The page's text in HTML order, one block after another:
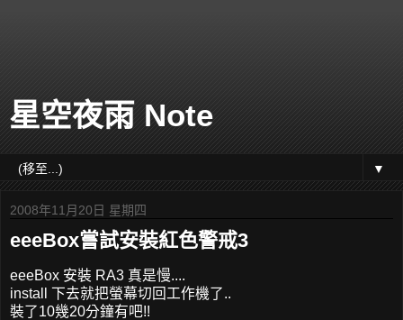
星空夜雨 Note
▼
2008年11月20日 星期四
eeeBox嘗試安裝紅色警戒3
eeeBox 安裝 RA3 真是慢....
install 下去就把螢幕切回工作機了..
裝了10幾20分鐘有吧!!